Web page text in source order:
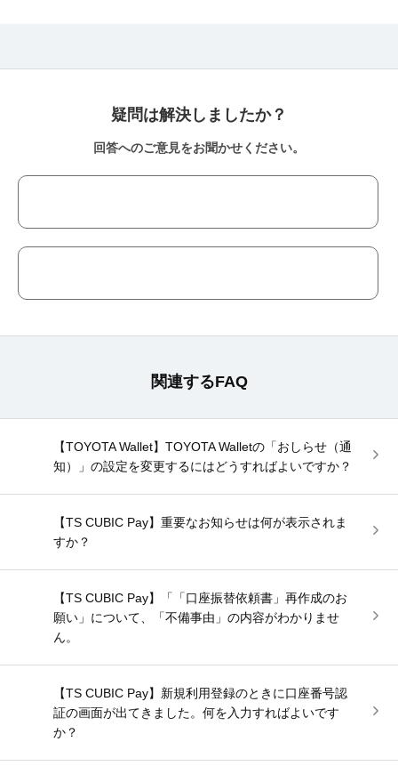
疑問は解決しましたか？
回答へのご意見をお聞かせください。
関連するFAQ
【TOYOTA Wallet】TOYOTA Walletの「おしらせ（通
知）」の設定を変更するにはどうすればよいですか？
【TS CUBIC Pay】重要なお知らせは何が表示されま
すか？
【TS CUBIC Pay】「「口座振替依頼書」再作成のお
願い」について、「不備事由」の内容がわかりませ
ん。
【TS CUBIC Pay】新規利用登録のときに口座番号認
証の画面が出てきました。何を入力すればよいです
か？